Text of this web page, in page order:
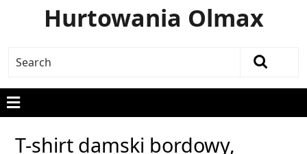
Hurtowania Olmax
T-shirt damski bordowy,